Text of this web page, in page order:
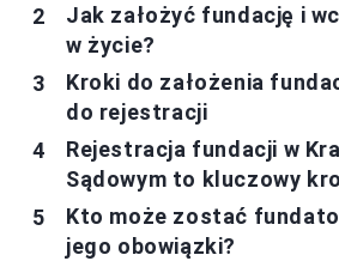
Jak założyć fundację i
w życie?
Kroki do założenia
do rejestracji
Rejestracja fundacji w
Sądowym to kluczowy
Kto może zostać
jego obowiązki?